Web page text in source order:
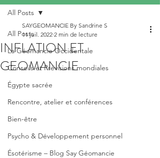
All Posts
La Géomancie Occidentale
Conseils et Prévisions mondiales
Égypte sacrée
Rencontre, atelier et conférences
Bien-être
Psycho & Développement personnel
Ésotérisme – Blog Say Géomancie
All Posts
INFLATION ET
GEOMANCIE
SAYGEOMANCIE By Sandrine S
11 juil. 2022 2 min de lecture